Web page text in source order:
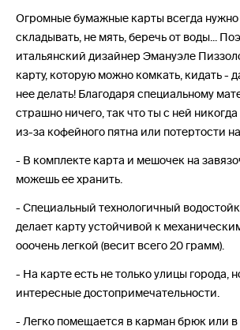
Огромные бумажные карты всегда нужно
складывать, не мять, беречь от воды...
итальянский дизайнер Эмануэле
карту, которую можно комкать, кидать -
нее делать! Благодаря специальному
страшно ничего, так что ты с ней
из-за кофейного пятна или потертости
- В комплекте карта и мешочек на
можешь ее хранить.
- Специальный технологичный
делает карту устойчивой к
ооочень легкой (весит всего 20 грамм).
- На карте есть не только улицы города,
интересные достопримечательности.
- Легко помещается в карман брюк или в